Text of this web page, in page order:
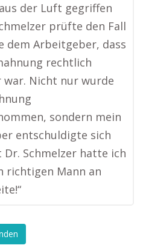
der Luft gegriffen
prüfte den Fall
dem Arbeitgeber, dass
rechtlich
Nicht nur wurde
sondern mein
entschuldigte sich
Dr. Schmelzer hatte ich
richtigen Mann an